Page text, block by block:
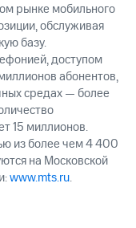
рынке мобильного
обслуживая
базу.
доступом
абонентов,
средах — более
15 миллионов.
из более чем 4 400
на Московской
www.mts.ru.